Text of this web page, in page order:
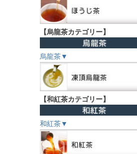
【烏龍茶カテゴリー】
烏龍茶▼
【和紅茶カテゴリー】
和紅茶▼